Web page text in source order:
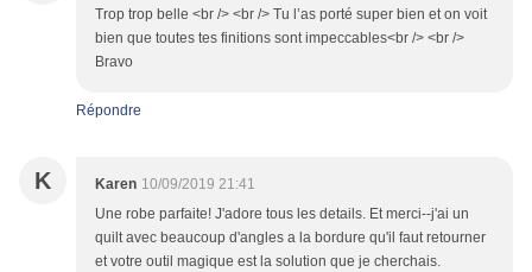
Trop trop belle <br /> <br /> Tu l’as porté super bien et on voit
bien que toutes tes finitions sont impeccables<br /> <br />
Bravo
Répondre
K Karen 10/09/2019 21:41
Une robe parfaite! J'adore tous les details. Et merci--j'ai un
quilt avec beaucoup d'angles a la bordure qu'il faut retourner
et votre outil magique est la solution que je cherchais.